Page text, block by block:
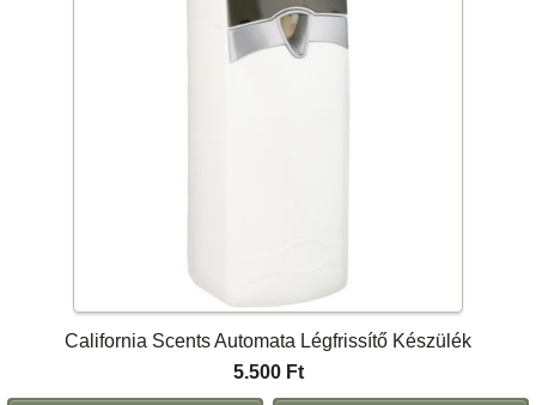
California Scents Automata Légfrissítő Készülék
5.500 Ft